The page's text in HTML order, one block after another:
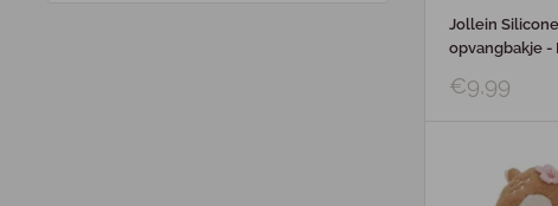
Jollein
opvangbakje -
€9,99